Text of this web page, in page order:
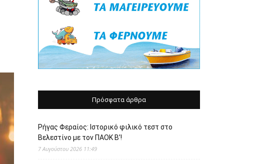
Πρόσφατα άρθρα
Ρήγας Φεραίος: Ιστορικό φιλικό τεστ στο
Βελεστίνο με τον ΠΑΟΚ Β’!
7 Αυγούστου 2026 11:49